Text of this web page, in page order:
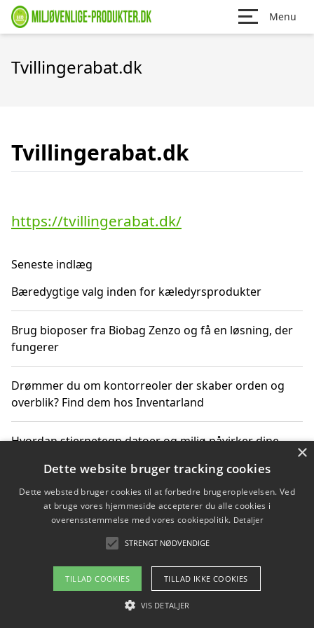
Menu
Tvillingerabat.dk
Tvillingerabat.dk
https://tvillingerabat.dk/
Seneste indlæg
Bæredygtige valg inden for kæledyrsprodukter
Brug bioposer fra Biobag Zenzo og få en løsning, der
fungerer
Drømmer du om kontorreoler der skaber orden og
overblik? Find dem hos Inventarland
Hvordan stjernetegn datoer og miljø påvirker dine
Bæredygtige gadgets til en grønnere hverdag
Om / kontakt
Blog Betingelser
×
Dette website bruger tracking cookies
Dette websted bruger cookies til at forbedre brugeroplevelsen. Ved
at bruge vores hjemmeside accepterer du alle cookies i
overensstemmelse med vores cookiepolitik. Detaljer
STRENGT NØDVENDIGE
TILLAD COOKIES TILLAD IKKE COOKIES
VIS DETALJER